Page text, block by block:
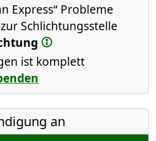
Express“ Probleme
Schlichtungsstelle
ist komplett
an